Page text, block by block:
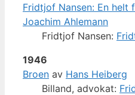
Fridtjof Nansen: En helt
Joachim Ahlemann
Fridtjof Nansen:
1946
Broen av Hans Heiberg
Billand, advokat: